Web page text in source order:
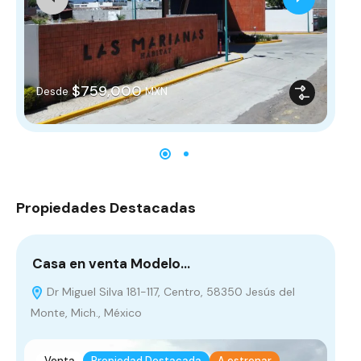
Desde $759,000 MXN
Propiedades Destacadas
Casa en venta Modelo…
Dr Miguel Silva 181-117, Centro, 58350 Jesús del
Monte, Mich., México